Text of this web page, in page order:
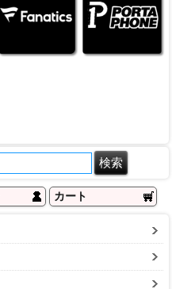
カート